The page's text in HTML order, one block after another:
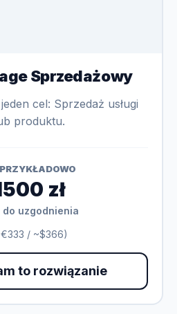
Sprzedażowy
cel: Sprzedaż usługi
produktu.
zł
do uzgodnienia
/ ~$366)
to rozwiązanie